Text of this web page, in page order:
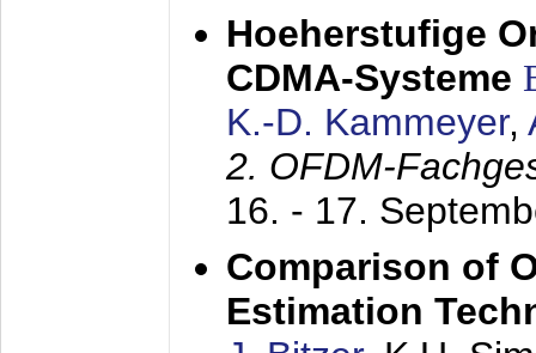
Hoeherstufige
CDMA-Systeme
K.-D. Kammeyer,
2. OFDM-
16. - 17.
Comparison of
Estimation